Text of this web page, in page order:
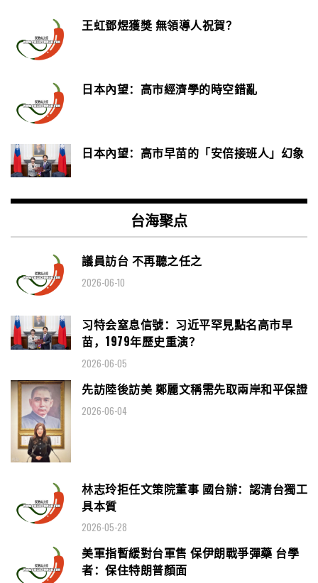
王虹鄧煜獲獎 無領導人祝賀？
日本內望：高市經濟學的時空錯亂
日本內望：高市早苗的「安倍接班人」幻象
台海聚点
議員訪台 不再聽之任之
2026-06-10
习特会窒息信號：习近平罕見點名高市早
苗，1979年歷史重演？
2026-06-05
先訪陸後訪美 鄭麗文稱需先取兩岸和平保證
2026-06-04
林志玲拒任文策院董事 國台辦：認清台獨工
具本質
2026-05-28
美軍指暫緩對台軍售 保伊朗戰爭彈藥 台學
者：保住特朗普顏面